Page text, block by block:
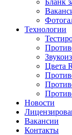
Бланк
Технологии
Цвета
Новости
Вакансии
Контакты